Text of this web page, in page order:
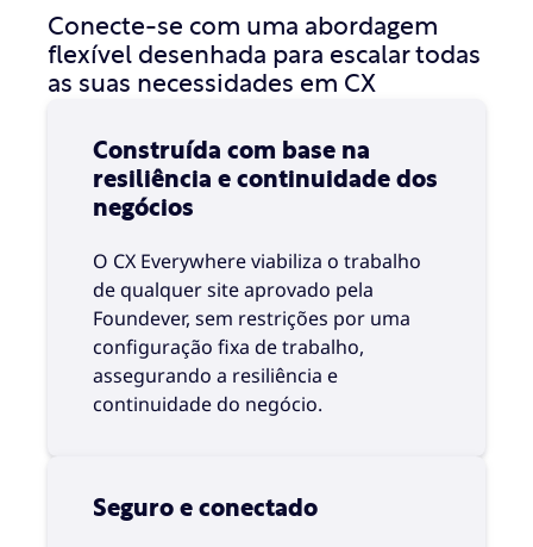
Conecte-se com uma abordagem
flexível desenhada para escalar todas
as suas necessidades em CX
Construída com base na
resiliência e continuidade dos
negócios
O CX Everywhere viabiliza o trabalho
de qualquer site aprovado pela
Foundever, sem restrições por uma
configuração fixa de trabalho,
assegurando a resiliência e
continuidade do negócio.
Seguro e conectado